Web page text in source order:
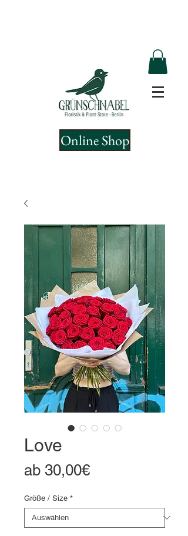
Online Shop
Love
ab 30,00€Sale-
Größe / Size *